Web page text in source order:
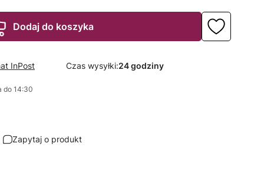
Dodaj do koszyka
InPost
do 14:30
Czas wysyłki:24 godziny
Zapytaj o produkt